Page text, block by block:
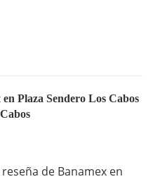
en Plaza Sendero Los Cabos
de Banamex en